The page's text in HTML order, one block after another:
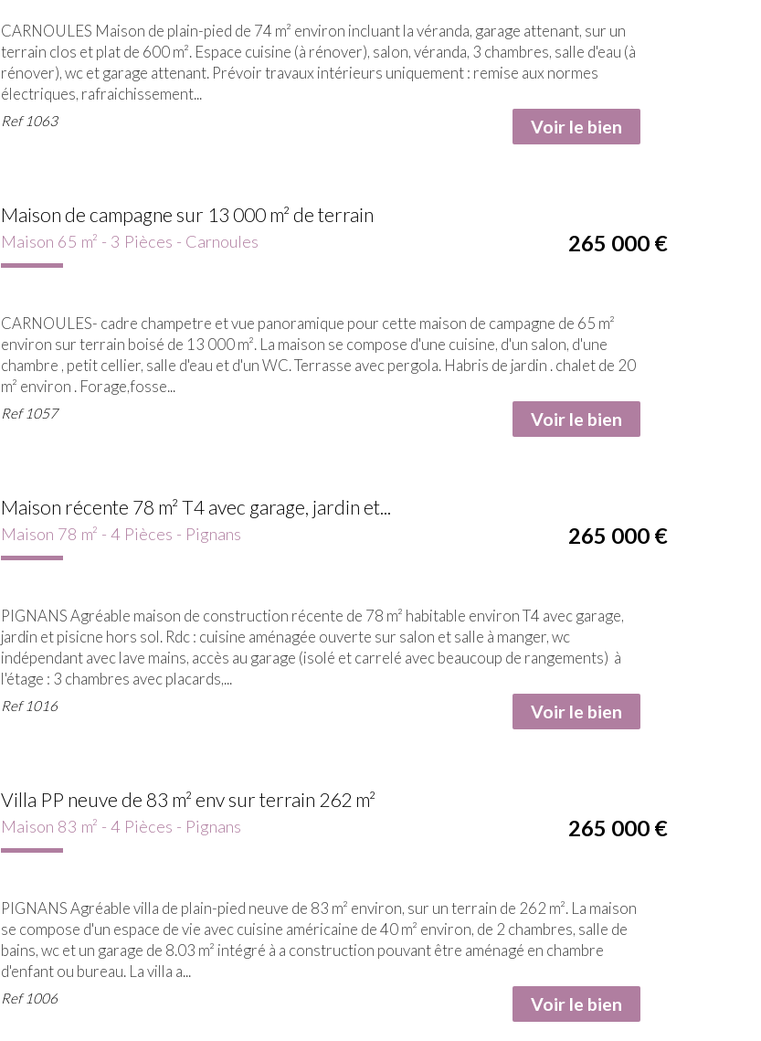
CARNOULES Maison de plain-pied de 74 m² environ incluant la véranda, garage attenant, sur un
terrain clos et plat de 600 m². Espace cuisine (à rénover), salon, véranda, 3 chambres, salle d'eau (à
rénover), wc et garage attenant. Prévoir travaux intérieurs uniquement : remise aux normes
électriques, rafraichissement...
Ref1063 Voir le bien
Maison de campagne sur 13 000 m² de terrain
Maison 65 m² - 3 Pièces - Carnoules 265 000 €
CARNOULES- cadre champetre et vue panoramique pour cette maison de campagne de 65 m²
environ sur terrain boisé de 13 000 m². La maison se compose d'une cuisine, d'un salon, d'une
chambre , petit cellier, salle d'eau et d'un WC. Terrasse avec pergola. Habris de jardin . chalet de 20
m² environ . Forage,fosse...
Ref1057 Voir le bien
Maison récente 78 m² T4 avec garage, jardin et...
Maison 78 m² - 4 Pièces - Pignans 265 000 €
PIGNANS Agréable maison de construction récente de 78 m² habitable environ T4 avec garage,
jardin et pisicne hors sol. Rdc : cuisine aménagée ouverte sur salon et salle à manger, wc
indépendant avec lave mains, accès au garage (isolé et carrelé avec beaucoup de rangements) à
l'étage : 3 chambres avec placards,...
Ref1016 Voir le bien
Villa PP neuve de 83 m² env sur terrain 262 m²
Maison 83 m² - 4 Pièces - Pignans 265 000 €
PIGNANS Agréable villa de plain-pied neuve de 83 m² environ, sur un terrain de 262 m². La maison
se compose d'un espace de vie avec cuisine américaine de 40 m² environ, de 2 chambres, salle de
bains, wc et un garage de 8.03 m² intégré à a construction pouvant être aménagé en chambre
d'enfant ou bureau. La villa a...
Ref1006 Voir le bien